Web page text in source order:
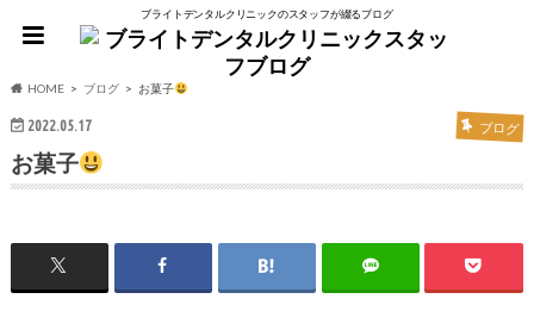
ブライトデンタルクリニックのスタッフが綴るブログ
HOME ブログ お菓子
2022.05.17 ブログ
お菓子